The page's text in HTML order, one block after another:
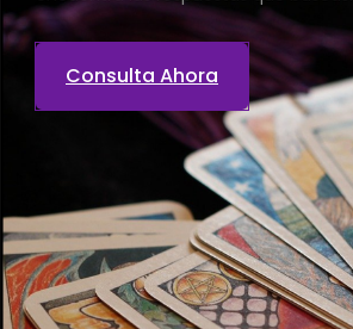
Consulta Ahora